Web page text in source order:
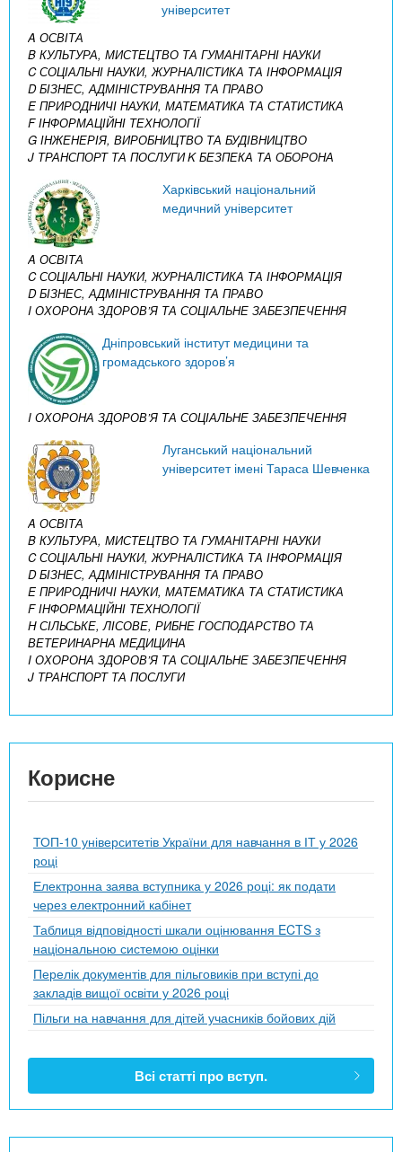
університет
A ОСВІТА
B КУЛЬТУРА, МИСТЕЦТВО ТА ГУМАНІТАРНІ НАУКИ
C СОЦІАЛЬНІ НАУКИ, ЖУРНАЛІСТИКА ТА ІНФОРМАЦІЯ
D БІЗНЕС, АДМІНІСТРУВАННЯ ТА ПРАВО
E ПРИРОДНИЧІ НАУКИ, МАТЕМАТИКА ТА СТАТИСТИКА
F ІНФОРМАЦІЙНІ ТЕХНОЛОГІЇ
G ІНЖЕНЕРІЯ, ВИРОБНИЦТВО ТА БУДІВНИЦТВО
J ТРАНСПОРТ ТА ПОСЛУГИK БЕЗПЕКА ТА ОБОРОНА
Харківський національний
медичний університет
A ОСВІТА
C СОЦІАЛЬНІ НАУКИ, ЖУРНАЛІСТИКА ТА ІНФОРМАЦІЯ
D БІЗНЕС, АДМІНІСТРУВАННЯ ТА ПРАВО
I ОХОРОНА ЗДОРОВ’Я ТА СОЦІАЛЬНЕ ЗАБЕЗПЕЧЕННЯ
Дніпровський інститут медицини та
громадського здоров’я
I ОХОРОНА ЗДОРОВ’Я ТА СОЦІАЛЬНЕ ЗАБЕЗПЕЧЕННЯ
Луганський національний
університет імені Тараса Шевченка
A ОСВІТА
B КУЛЬТУРА, МИСТЕЦТВО ТА ГУМАНІТАРНІ НАУКИ
C СОЦІАЛЬНІ НАУКИ, ЖУРНАЛІСТИКА ТА ІНФОРМАЦІЯ
D БІЗНЕС, АДМІНІСТРУВАННЯ ТА ПРАВО
E ПРИРОДНИЧІ НАУКИ, МАТЕМАТИКА ТА СТАТИСТИКА
F ІНФОРМАЦІЙНІ ТЕХНОЛОГІЇ
H СІЛЬСЬКЕ, ЛІСОВЕ, РИБНЕ ГОСПОДАРСТВО ТА
ВЕТЕРИНАРНА МЕДИЦИНА
I ОХОРОНА ЗДОРОВ’Я ТА СОЦІАЛЬНЕ ЗАБЕЗПЕЧЕННЯ
J ТРАНСПОРТ ТА ПОСЛУГИ
Корисне
ТОП-10 університетів України для навчання в ІТ у 2026
році
Електронна заява вступника у 2026 році: як подати
через електронний кабінет
Таблиця відповідності шкали оцінювання ECTS з
національною системою оцінки
Перелік документів для пільговиків при вступі до
закладів вищої освіти у 2026 році
Пільги на навчання для дітей учасників бойових дій
Всі статті про вступ.